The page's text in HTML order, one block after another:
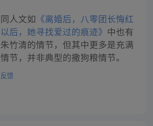
人文如 《离婚后，八零团长悔红
以后，她寻找爱过的痕迹》 中也有
竹清的情节，但其中更多是充满
节，并非典型的撒狗粮情节。
馈